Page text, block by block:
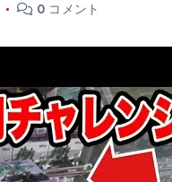
0 コメント